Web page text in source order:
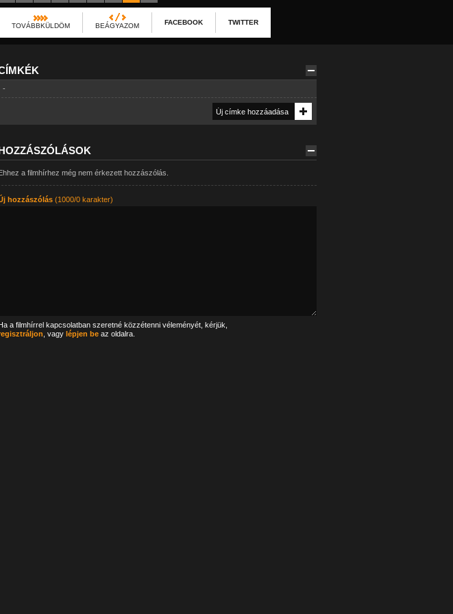
TOVÁBBKÜLDÖM BEÁGYAZOM FACEBOOK TWITTER
-
a filmhírhez még nem érkezett hozzászólás.
hozzászólás(1000/0 karakter)
a filmhírrel kapcsolatban szeretné közzétenni véleményét, kérjük,
, vagy lépjen beaz oldalra.